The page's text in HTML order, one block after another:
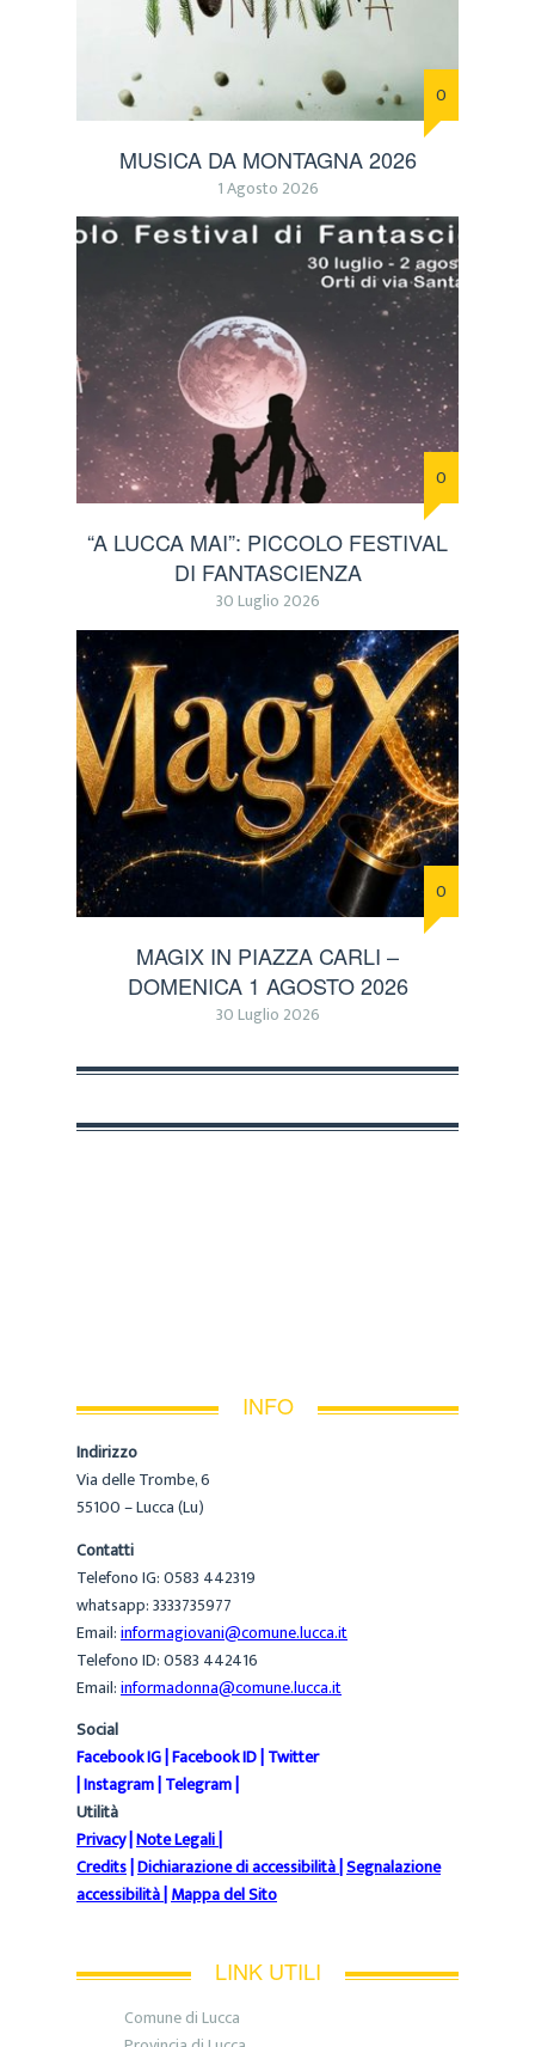
0
MUSICA DA MONTAGNA 2026
1 Agosto 2026
0
“A LUCCA MAI”: PICCOLO FESTIVAL
DI FANTASCIENZA
30 Luglio 2026
0
MAGIX IN PIAZZA CARLI –
DOMENICA 1 AGOSTO 2026
30 Luglio 2026
INFO
Indirizzo
Via delle Trombe, 6
55100 – Lucca (Lu)
Contatti
Telefono IG: 0583 442319
whatsapp: 3333735977
Email:informagiovani@comune.lucca.it
Telefono ID: 0583 442416
Email:informadonna@comune.lucca.it
Social
Facebook IG|Facebook ID|Twitter
|Instagram|Telegram|
Utilità
Privacy|Note Legali|
Credits|Dichiarazione di accessibilità|Segnalazione
accessibilità|Mappa del Sito
LINK UTILI
Comune di Lucca